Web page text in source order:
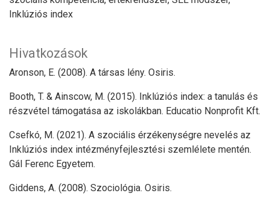
Inklúziós index
Hivatkozások
Aronson, E. (2008). A társas lény. Osiris.
Booth, T. & Ainscow, M. (2015). Inklúziós index: a tanulás és
részvétel támogatása az iskolákban. Educatio Nonprofit Kft.
Csefkó, M. (2021). A szociális érzékenységre nevelés az
Inklúziós index intézményfejlesztési szemlélete mentén.
Gál Ferenc Egyetem.
Giddens, A. (2008). Szociológia. Osiris.